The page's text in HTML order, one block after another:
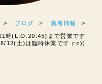
ブログ 新着情報
時(L.O.20:45)まで営業です
12(土)は臨時休業です┏○))